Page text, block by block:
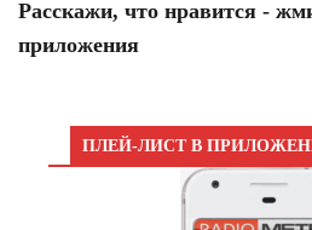
Расскажи, что нравится -
приложения
ПЛЕЙ-ЛИСТ В